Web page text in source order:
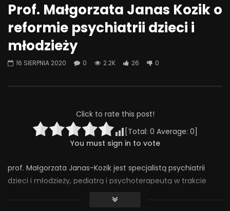
Przemoc rówieśnicza i bullying jako
źródło problemów psychicznych u
dzieci i młodzieży – M. Gołota
23 SIERPNIA 2023
0
1.5K 34
Potrzeby jako
zdrowienia w
9 WRZEŚNIA 2021
Prof. Małgorzata Janas Kozik o
reformie psychiatrii dzieci i
młodzieży
16 SIERPNIA 2020 0 2.2K 26 0
Click to rate this post!
[Total: 0 Average: 0]
You must sign in to vote
prof. Małgorzata Janas-Kozik jest specjalistą psychiatrii
dzieci i młodzieży, pediatrą i psychoterapeutą w trakcie